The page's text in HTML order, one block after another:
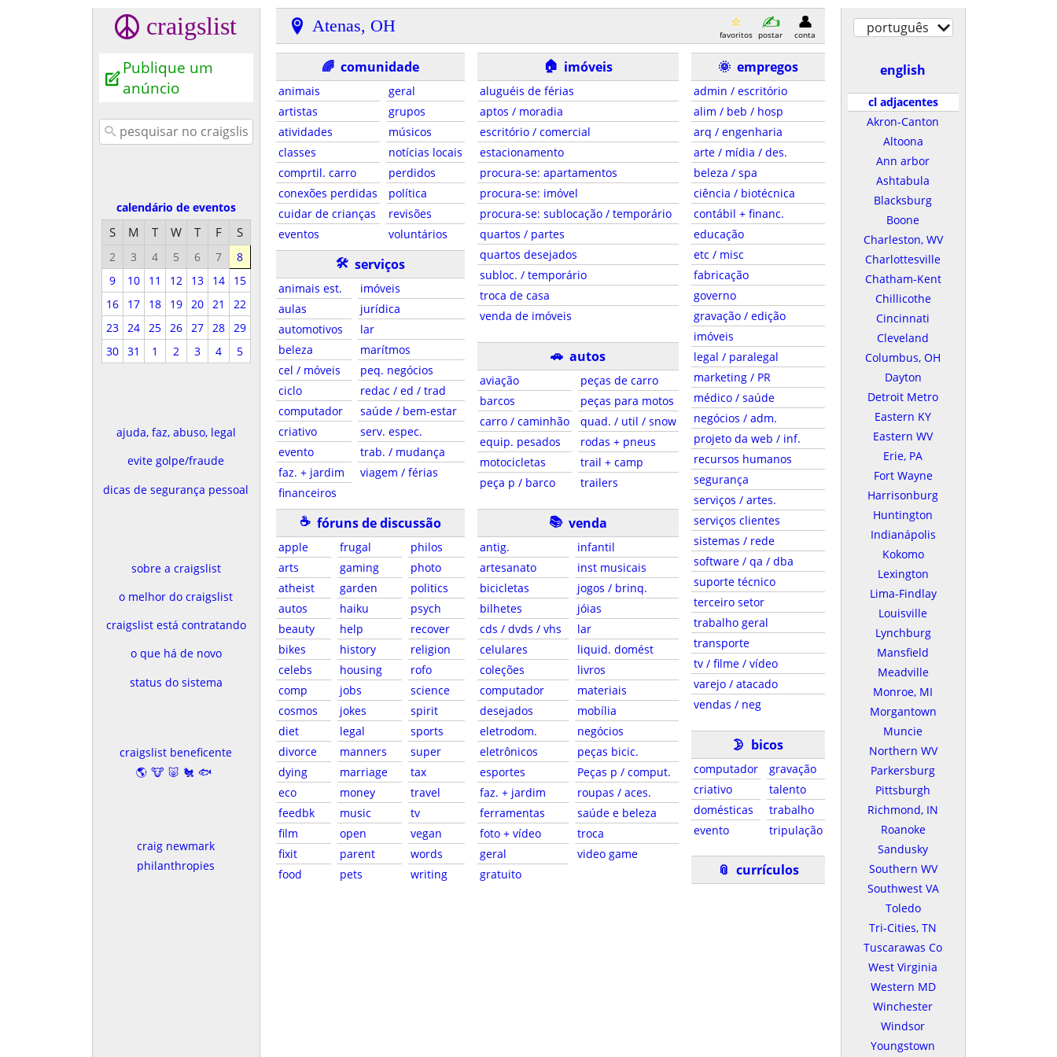
craigslist
Publique um
anúncio
calendário de eventos
S M T W T F S
2 3 4 5 6 7
8
9
10 11 12 13 14
15
16
17 18 19 20 21
22
23
24 25 26 27 28
29
30
31 1 2 3 4 5
ajuda, faz, abuso, legal
evite golpe/fraude
dicas de segurança pessoal
sobre a craigslist
o melhor do craigslist
craigslist está contratando
o que há de novo
status do sistema
craigslist beneficente
🌎🐮🐷🐔🐟
craig newmark
philanthropies
Atenas, OH favoritos postar conta
🌈 comunidade
animais
artistas
atividades
classes
comprtil. carro
conexões perdidas
cuidar de crianças
eventos
geral
grupos
músicos
notícias locais
perdidos
política
revisões
voluntários
🛠 serviços
animais est.
aulas
automotivos
beleza
cel / móveis
ciclo
computador
criativo
evento
faz. + jardim
financeiros
imóveis
jurídica
lar
marítmos
peq. negócios
redac / ed / trad
saúde / bem-estar
serv. espec.
trab. / mudança
viagem / férias
☕ fóruns de discussão
apple
arts
atheist
autos
beauty
bikes
celebs
comp
cosmos
diet
divorce
dying
eco
feedbk
film
fixit
food
frugal
gaming
garden
haiku
help
history
housing
jobs
jokes
legal
manners
marriage
money
music
open
parent
pets
philos
photo
politics
psych
recover
religion
rofo
science
spirit
sports
super
tax
travel
tv
vegan
words
writing
🏠 imóveis
aluguéis de férias
aptos / moradia
escritório / comercial
estacionamento
procura-se: apartamentos
procura-se: imóvel
procura-se: sublocação / temporário
quartos / partes
quartos desejados
subloc. / temporário
troca de casa
venda de imóveis
🚗 autos
aviação
barcos
carro / caminhão
equip. pesados
motocicletas
peça p / barco
peças de carro
peças para motos
quad. / util / snow
rodas + pneus
trail + camp
trailers
📚 venda
antig.
artesanato
bicicletas
bilhetes
cds / dvds / vhs
celulares
coleções
computador
desejados
eletrodom.
eletrônicos
esportes
faz. + jardim
ferramentas
foto + vídeo
geral
gratuito
infantil
inst musicais
jogos / brinq.
jóias
lar
liquid. domést
livros
materiais
mobília
negócios
peças bicic.
Peças p / comput.
roupas / aces.
saúde e beleza
troca
video game
🌞 empregos
admin / escritório
alim / beb / hosp
arq / engenharia
arte / mídia / des.
beleza / spa
ciência / biotécnica
contábil + financ.
educação
etc / misc
fabricação
governo
gravação / edição
imóveis
legal / paralegal
marketing / PR
médico / saúde
negócios / adm.
projeto da web / inf.
recursos humanos
segurança
serviços / artes.
serviços clientes
sistemas / rede
software / qa / dba
suporte técnico
terceiro setor
trabalho geral
transporte
tv / filme / vídeo
varejo / atacado
vendas / neg
🌛 bicos
computador
criativo
domésticas
evento
gravação
talento
trabalho
tripulação
📎 currículos
português
english
cl adjacentes
Akron-Canton
Altoona
Ann arbor
Ashtabula
Blacksburg
Boone
Charleston, WV
Charlottesville
Chatham-Kent
Chillicothe
Cincinnati
Cleveland
Columbus, OH
Dayton
Detroit Metro
Eastern KY
Eastern WV
Erie, PA
Fort Wayne
Harrisonburg
Huntington
Indianápolis
Kokomo
Lexington
Lima-Findlay
Louisville
Lynchburg
Mansfield
Meadville
Monroe, MI
Morgantown
Muncie
Northern WV
Parkersburg
Pittsburgh
Richmond, IN
Roanoke
Sandusky
Southern WV
Southwest VA
Toledo
Tri-Cities, TN
Tuscarawas Co
West Virginia
Western MD
Winchester
Windsor
Youngstown